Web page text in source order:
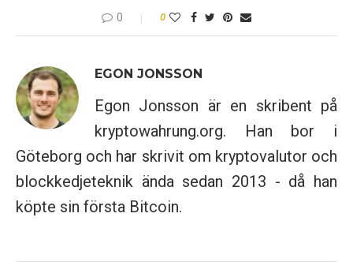
0 0
EGON JONSSON
Egon Jonsson är en skribent på
kryptowahrung.org. Han bor i
Göteborg och har skrivit om kryptovalutor och
blockkedjeteknik ända sedan 2013 - då han
köpte sin första Bitcoin.